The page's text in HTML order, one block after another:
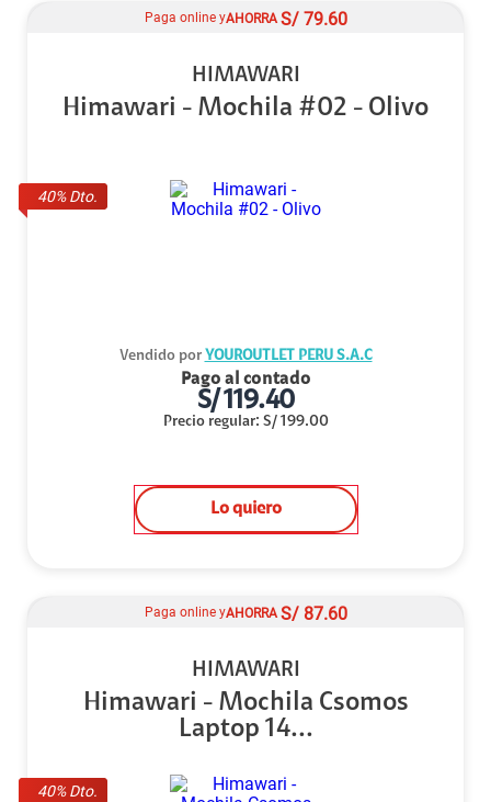
40% Dto.
Paga online yAHORRA S/ 79.60
HIMAWARI
Himawari - Mochila #02 - Olivo
Vendido por YOUROUTLET PERU S.A.C
Pago al contado
S/119.40
Precio regular: S/ 199.00
Lo quiero
40% Dto.
Paga online yAHORRA S/ 87.60
HIMAWARI
Himawari - Mochila Csomos
Laptop 14...